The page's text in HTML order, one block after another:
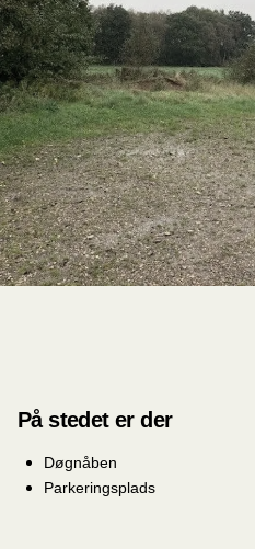
På stedet er der
Døgnåben
Parkeringsplads